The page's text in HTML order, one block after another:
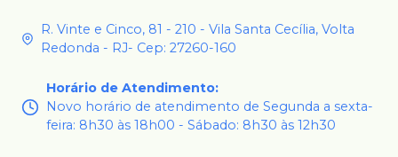
R. Vinte e Cinco, 81 - 210 - Vila Santa Cecília, Volta
Redonda - RJ- Cep: 27260-160
Horário de Atendimento:
Novo horário de atendimento de Segunda a sexta-
feira: 8h30 às 18h00 - Sábado: 8h30 às 12h30